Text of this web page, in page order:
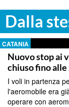
Dalla
CATANIA
Nuovo stop ai
chiuso fino alle
I voli in partenza
l'aeromobile era
operare con